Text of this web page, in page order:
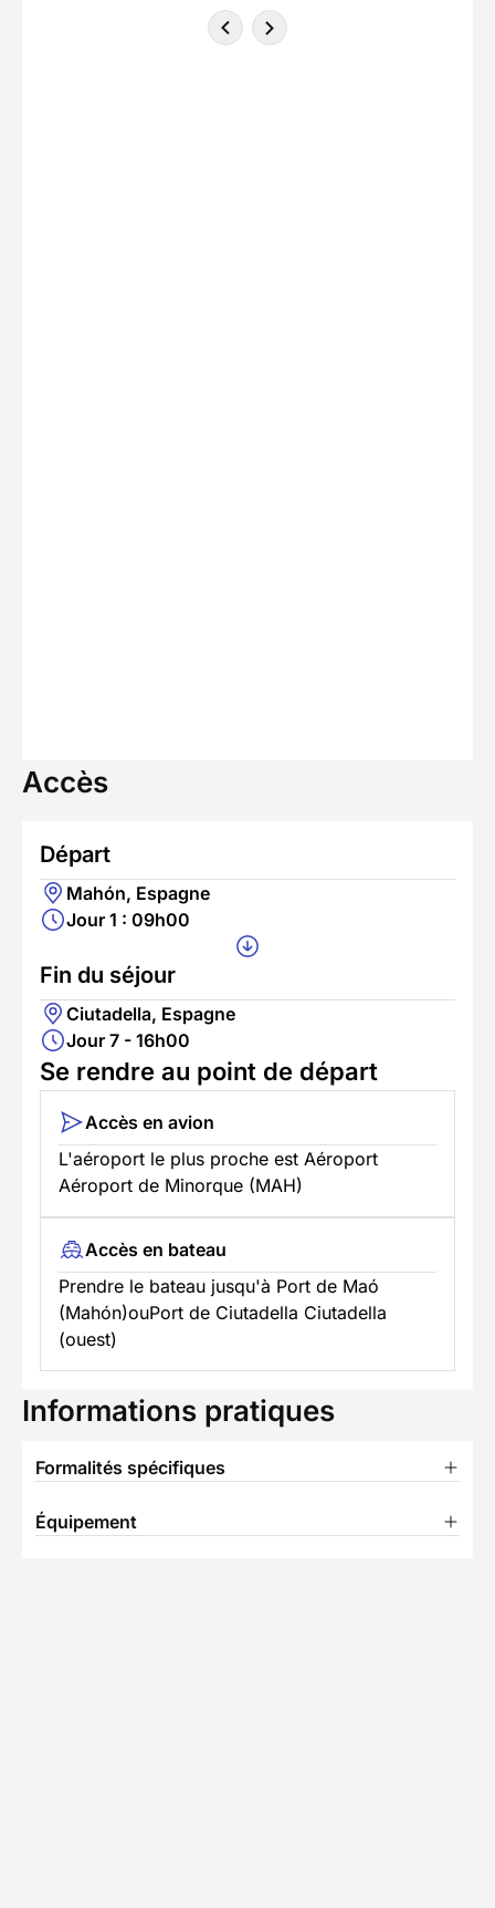
Accès
Départ
Mahón, Espagne
Jour 1 : 09h00
Fin du séjour
Ciutadella, Espagne
Jour 7 - 16h00
Se rendre au point de départ
Accès en avion
L'aéroport le plus proche est Aéroport
Aéroport de Minorque (MAH)
Accès en bateau
Prendre le bateau jusqu'à Port de Maó
(Mahón)ouPort de Ciutadella Ciutadella
(ouest)
Informations pratiques
Formalités spécifiques
Équipement